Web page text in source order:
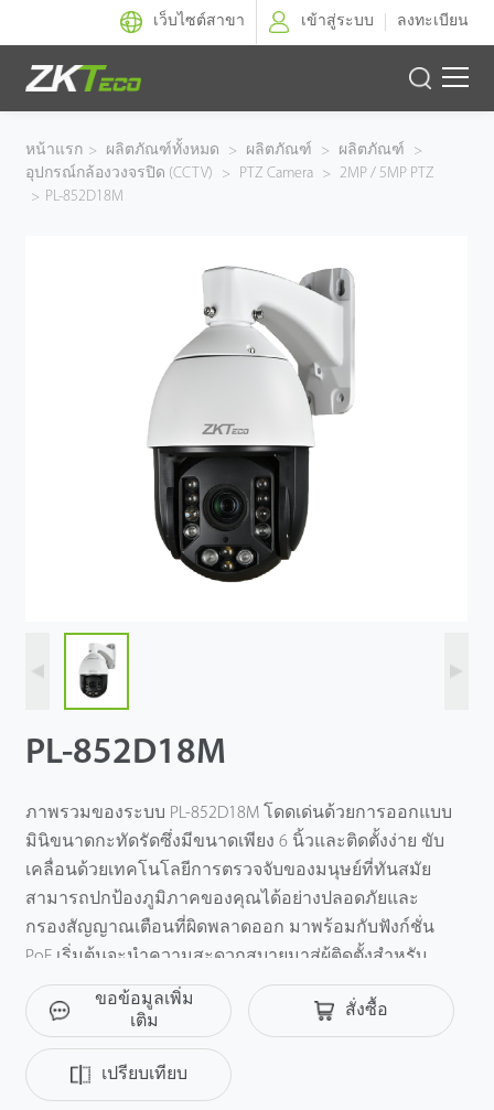
เว็บไซต์สาขา เข้าสู่ระบบ ลงทะเบียน
ผลิตภัณฑ์
โซลูชั่นของเรา
หน้าแรก > ผลิตภัณฑ์ทั้งหมด > ผลิตภัณฑ์ > ผลิตภัณฑ์
>
อุปกรณ์กล้องวงจรปิด (CCTV)
> PTZ Camera >
2MP / 5MP PTZ
> PL-852D18M
PL-852D18M
ภาพรวมของระบบ PL-852D18M โดดเด่นด้วยการออกแบบ
มินิขนาดกะทัดรัดซึ่งมีขนาดเพียง 6 นิ้วและติดตั้งง่าย ขับ
เคลื่อนด้วยเทคโนโลยีการตรวจจับของมนุษย์ที่ทันสมัย
สามารถปกป้องภูมิภาคของคุณได้อย่างปลอดภัยและ
กรองสัญญาณเตือนที่ผิดพลาดออก มาพร้อมกับฟังก์ชั่น
PoE เริ่มต้นจะนําความสะดวกสบายมาสู่ผู้ติดตั้งสําหรับ
การเดินสายและประหยัดค่าแรง ด้วยความเร็วในการ
แพนสูงถึง 180°/s และความเร็วในการเอียงสูงสุด 100°/s
จึงรับประกันการครอบคลุมวิดีโอ HD ขนาดใหญ่และราย
ละเอียดที่ปลอดภัย เป็นตัวเลือกที่เหมาะสําหรับโซลูชัน
SMB เช่นอาคารโรงงานโรงเรียนที่ออกแบบมาสําหรับใน
ขอข้อมูลเพิ่ม
เติม
สั่งซื้อ
เปรียบเทียบ